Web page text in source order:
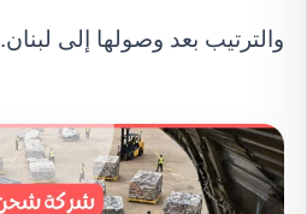
والترتيب بعد وصولها إلى لبنان.